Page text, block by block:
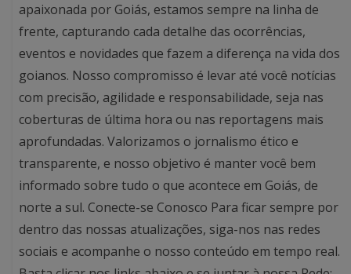
apaixonada por Goiás, estamos sempre na linha de
frente, capturando cada detalhe das ocorrências,
eventos e novidades que fazem a diferença na vida dos
goianos. Nosso compromisso é levar até você notícias
com precisão, agilidade e responsabilidade, seja nas
coberturas de última hora ou nas reportagens mais
aprofundadas. Valorizamos o jornalismo ético e
transparente, e nosso objetivo é manter você bem
informado sobre tudo o que acontece em Goiás, de
norte a sul. Conecte-se Conosco Para ficar sempre por
dentro das nossas atualizações, siga-nos nas redes
sociais e acompanhe o nosso conteúdo em tempo real.